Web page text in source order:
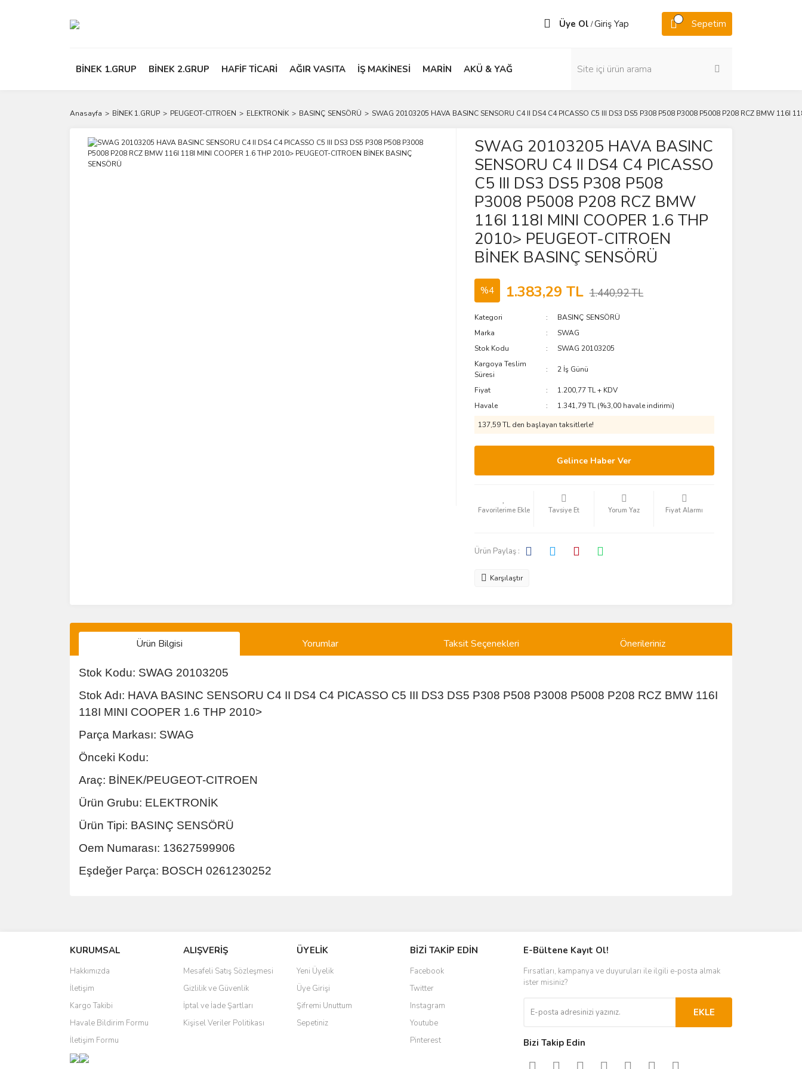
Üye Ol /Giriş Yap Sepetim
BİNEK 1.GRUP BİNEK 2.GRUP HAFİF TİCARİ AĞIR VASITA İŞ MAKİNESİ MARİN AKÜ & YAĞ
Anasayfa BİNEK 1.GRUP PEUGEOT-CITROEN ELEKTRONİK BASINÇ SENSÖRÜ SWAG 20103205 HAVA BASINC SENSORU C4 II DS4 C4 PICASSO C5 III DS3 DS5 P308 P508 P3008 P5008 P208 RCZ BMW 116I
SWAG 20103205 HAVA BASINC
SENSORU C4 II DS4 C4 PICASSO
C5 III DS3 DS5 P308 P508
P3008 P5008 P208 RCZ BMW
116I 118I MINI COOPER 1.6 THP
2010> PEUGEOT-CITROEN
BİNEK BASINÇ SENSÖRÜ
%4 1.383,29 TL 1.440,92 TL
Kategori
BASINÇ SENSÖRÜ
Marka
SWAG
Stok Kodu
SWAG 20103205
Kargoya Teslim
Süresi
2 İş Günü
Fiyat
1.200,77 TL + KDV
Havale
1.341,79 TL (%3,00 havale indirimi)
137,59 TL den başlayan taksitlerle!
Gelince Haber Ver
Tavsiye Et Yorum Yaz Fiyat Alarmı
Ürün Paylaş :
Karşılaştır
Ürün Bilgisi Yorumlar Taksit Seçenekleri Önerileriniz
Stok Kodu: SWAG 20103205
Stok Adı: HAVA BASINC SENSORU C4 II DS4 C4 PICASSO C5 III DS3 DS5 P308 P508 P3008 P5008 P208 RCZ BMW 116I
118I MINI COOPER 1.6 THP 2010>
Parça Markası: SWAG
Önceki Kodu:
Araç: BİNEK/PEUGEOT-CITROEN
Ürün Grubu: ELEKTRONİK
Ürün Tipi: BASINÇ SENSÖRÜ
Oem Numarası: 13627599906
Eşdeğer Parça: BOSCH 0261230252
Ürün resmi kalitesiz, bozuk veya görüntülenemiyor.
Ürün açıklamasında eksik bilgiler bulunuyor.
Ürün bilgilerinde hatalar bulunuyor.
Ürün fiyatı diğer sitelerden daha pahalı.
Bu ürüne benzer farklı alternatifler olmalı.
KURUMSAL
Hakkımızda
İletişim
Kargo Takibi
Havale Bildirim Formu
İletişim Formu
ALIŞVERİŞ
Mesafeli Satış Sözleşmesi
Gizlilik ve Güvenlik
İptal ve İade Şartları
Kişisel Veriler Politikası
ÜYELİK
Yeni Üyelik
Üye Girişi
Şifremi Unuttum
Sepetiniz
BİZİ TAKİP EDİN
Facebook
Twitter
Instagram
Youtube
Pinterest
E-Bültene Kayıt Ol!
Fırsatları, kampanya ve duyuruları ile ilgili e-posta almak
ister misiniz?
EKLE
Bizi Takip Edin